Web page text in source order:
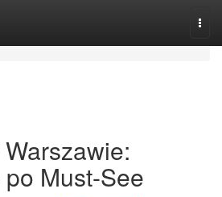
Must-See